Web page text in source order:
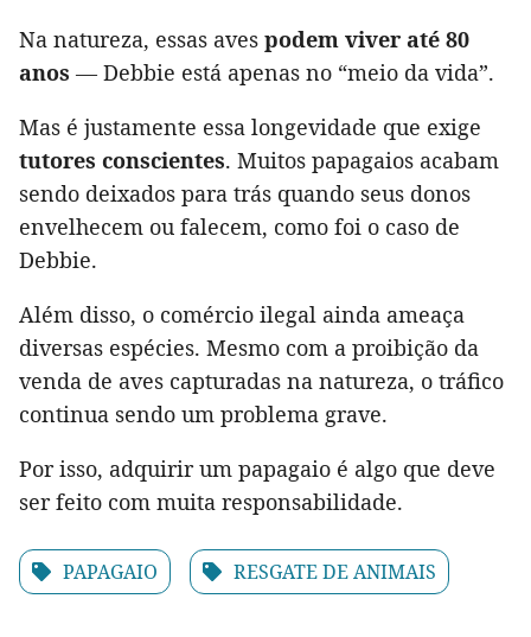
Na natureza, essas aves podem viver até 80
anos — Debbie está apenas no “meio da vida”.
Mas é justamente essa longevidade que exige
tutores conscientes. Muitos papagaios acabam
sendo deixados para trás quando seus donos
envelhecem ou falecem, como foi o caso de
Debbie.
Além disso, o comércio ilegal ainda ameaça
diversas espécies. Mesmo com a proibição da
venda de aves capturadas na natureza, o tráfico
continua sendo um problema grave.
Por isso, adquirir um papagaio é algo que deve
ser feito com muita responsabilidade.
PAPAGAIO RESGATE DE ANIMAIS